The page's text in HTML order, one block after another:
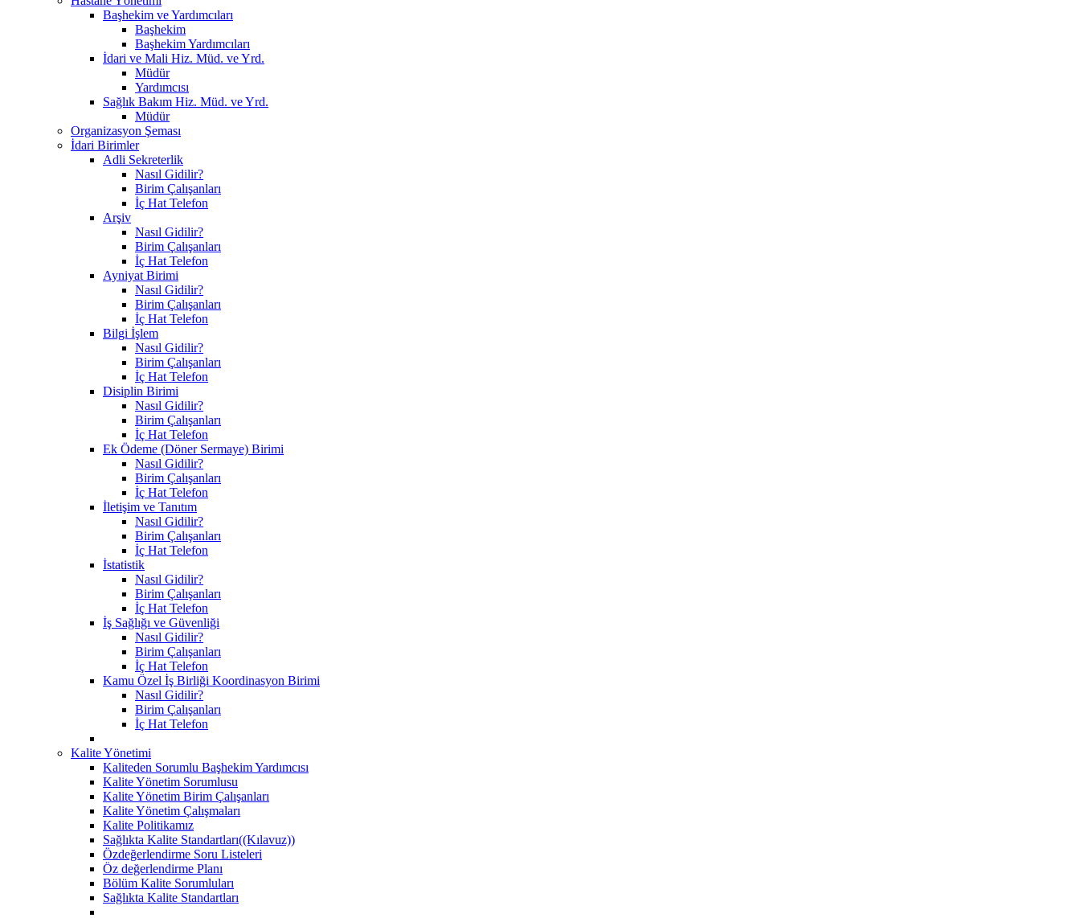
Başhekim ve Yardımcıları
Başhekim
Başhekim Yardımcıları
İdari ve Mali Hiz. Müd. ve Yrd.
Müdür
Yardımcısı
Sağlık Bakım Hiz. Müd. ve Yrd.
Müdür
Organizasyon Şeması
İdari Birimler
Adli Sekreterlik
Nasıl Gidilir?
Birim Çalışanları
İç Hat Telefon
Arşiv
Nasıl Gidilir?
Birim Çalışanları
İç Hat Telefon
Ayniyat Birimi
Nasıl Gidilir?
Birim Çalışanları
İç Hat Telefon
Bilgi İşlem
Nasıl Gidilir?
Birim Çalışanları
İç Hat Telefon
Disiplin Birimi
Nasıl Gidilir?
Birim Çalışanları
İç Hat Telefon
Ek Ödeme (Döner Sermaye) Birimi
Nasıl Gidilir?
Birim Çalışanları
İç Hat Telefon
İletişim ve Tanıtım
Nasıl Gidilir?
Birim Çalışanları
İç Hat Telefon
İstatistik
Nasıl Gidilir?
Birim Çalışanları
İç Hat Telefon
İş Sağlığı ve Güvenliği
Nasıl Gidilir?
Birim Çalışanları
İç Hat Telefon
Kamu Özel İş Birliği Koordinasyon Birimi
Nasıl Gidilir?
Birim Çalışanları
İç Hat Telefon
Kalite Yönetimi
Kaliteden Sorumlu Başhekim Yardımcısı
Kalite Yönetim Sorumlusu
Kalite Yönetim Birim Çalışanları
Kalite Yönetim Çalışmaları
Kalite Politikamız
Sağlıkta Kalite Standartları((Kılavuz))
Özdeğerlendirme Soru Listeleri
Öz değerlendirme Planı
Bölüm Kalite Sorumluları
Sağlıkta Kalite Standartları